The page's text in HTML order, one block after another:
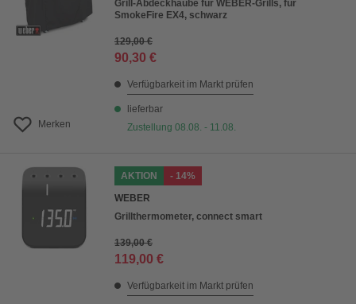
Merken
Grill-Abdeckhaube für WEBER-Grills, für
SmokeFire EX4, schwarz
129,00 €
90,30 €
Verfügbarkeit im Markt prüfen
lieferbar
Zustellung 08.08. - 11.08.
AKTION
- 14%
WEBER
Grillthermometer, connect smart
139,00 €
119,00 €
Verfügbarkeit im Markt prüfen